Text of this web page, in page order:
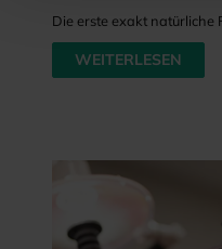
Die erste exakt
WEITERLESEN